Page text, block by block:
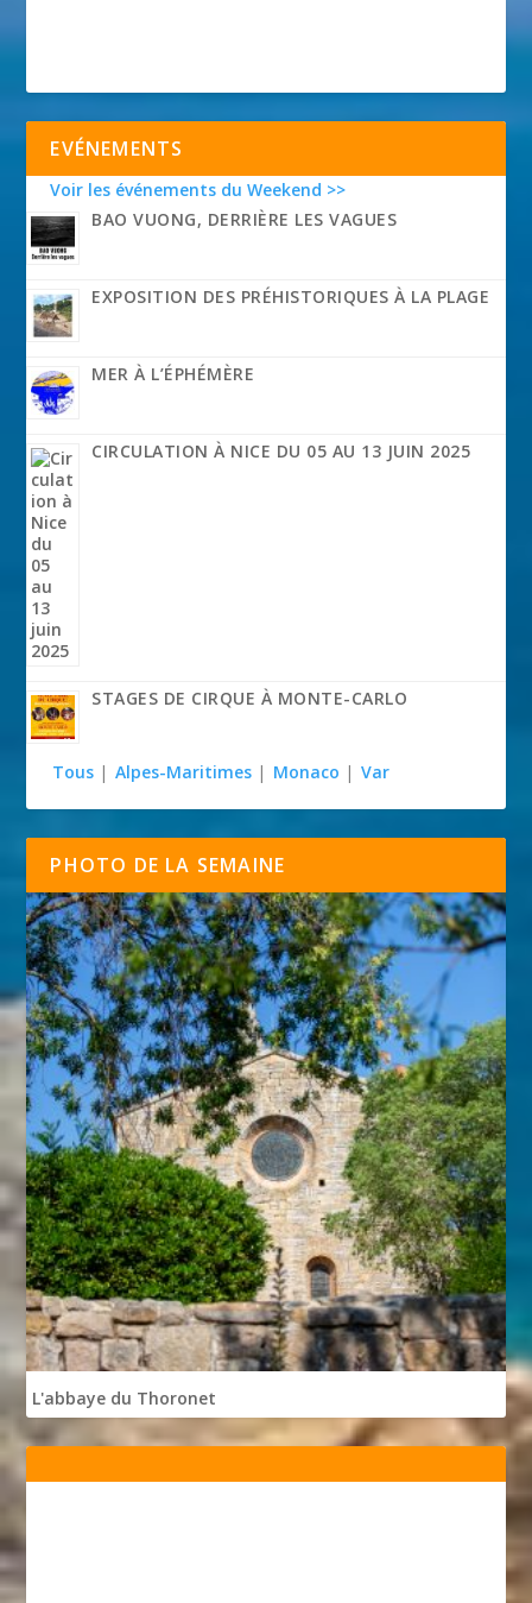
EVÉNEMENTS
Voir les événements du Weekend >>
BAO VUONG, DERRIÈRE LES VAGUES
EXPOSITION DES PRÉHISTORIQUES À LA PLAGE
MER À L’ÉPHÉMÈRE
CIRCULATION À NICE DU 05 AU 13 JUIN 2025
STAGES DE CIRQUE À MONTE-CARLO
Tous | Alpes-Maritimes | Monaco | Var
PHOTO DE LA SEMAINE
L'abbaye du Thoronet